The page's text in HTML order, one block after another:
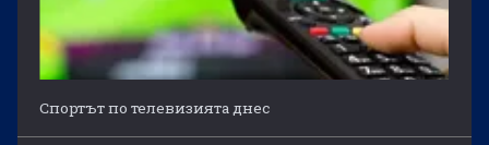
Спортът по телевизията днес